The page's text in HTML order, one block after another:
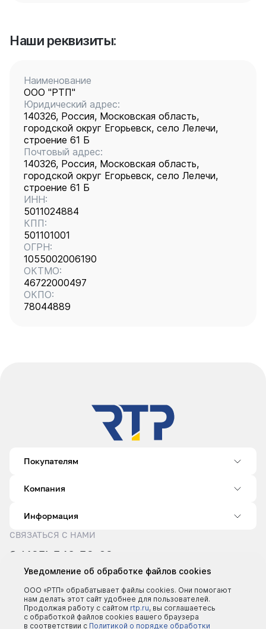
Наши реквизиты:
Наименование
ООО "РТП"
Юридический адрес:
140326, Россия, Московская область,
городской округ Егорьевск, село Лелечи,
строение 61 Б
Почтовый адрес:
140326, Россия, Московская область,
городской округ Егорьевск, село Лелечи,
строение 61 Б
ИНН:
5011024884
КПП:
501101001
ОГРН:
1055002006190
ОКТМО:
46722000497
ОКПО:
78044889
Покупателям
Компания
Информация
СВЯЗАТЬСЯ С НАМИ
8 (495) 540-52-62
sale@rtp.ru
Пн–Пт: 9:00–18:00
Уведомление об обработке файлов cookies
ООО «РТП» обрабатывает файлы cookies. Они помогают
нам делать этот сайт удобнее для пользователей.
Продолжая работу с сайтом rtp.ru, вы соглашаетесь
с обработкой файлов cookies вашего браузера
в соответствии с Политикой о порядке обработки